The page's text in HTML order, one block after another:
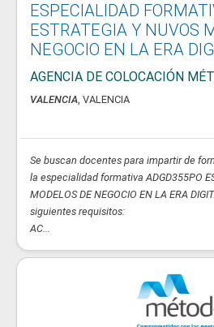
ESPECIALIDAD
ESTRATEGIA Y NUVOS
NEGOCIO EN LA ERA
AGENCIA DE COLOCACIÓN
VALENCIA, VALENCIA
Se buscan docentes para impartir de
la especialidad formativa ADGD355PO
MODELOS DE NEGOCIO EN LA ERA
siguientes requisitos:
AC...